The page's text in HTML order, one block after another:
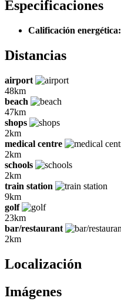
Especificaciones
Calificación energética:
Distancias
airport
48km
beach
47km
shops
2km
medical centre
2km
schools
2km
train station
9km
golf
23km
bar/restaurant
2km
Localización
Imágenes